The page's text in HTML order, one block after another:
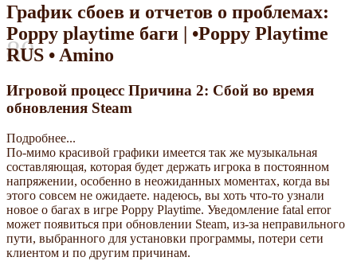
80
График сбоев и отчетов о проблемах:
Poppy playtime баги | •Poppy Playtime
RUS • Amino
Игровой процесс Причина 2: Сбой во время
обновления Steam
Подробнее...
По-мимо красивой графики имеется так же музыкальная
составляющая, которая будет держать игрока в постоянном
напряжении, особенно в неожиданных моментах, когда вы
этого совсем не ожидаете. надеюсь, вы хоть что-то узнали
новое о багах в игре Poppy Playtime. Уведомление fatal error
может появиться при обновлении Steam, из-за неправильного
пути, выбранного для установки программы, потери сети
клиентом и по другим причинам.